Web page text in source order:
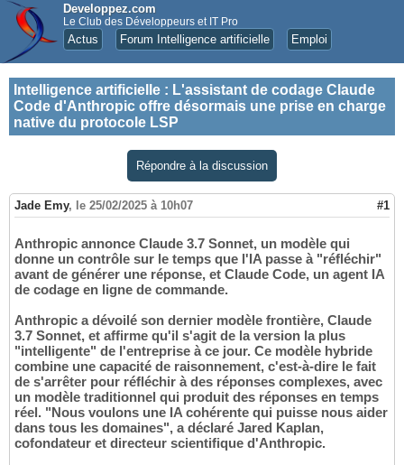
Developpez.com
Le Club des Développeurs et IT Pro
Actus Forum Intelligence artificielle Emploi
Intelligence artificielle : L'assistant de codage Claude
Code d'Anthropic offre désormais une prise en charge
native du protocole LSP
Répondre à la discussion
Jade Emy, le 25/02/2025 à 10h07 #1
Anthropic annonce Claude 3.7 Sonnet, un modèle qui
donne un contrôle sur le temps que l'IA passe à "réfléchir"
avant de générer une réponse, et Claude Code, un agent IA
de codage en ligne de commande.
Anthropic a dévoilé son dernier modèle frontière, Claude
3.7 Sonnet, et affirme qu'il s'agit de la version la plus
"intelligente" de l'entreprise à ce jour. Ce modèle hybride
combine une capacité de raisonnement, c'est-à-dire le fait
de s'arrêter pour réfléchir à des réponses complexes, avec
un modèle traditionnel qui produit des réponses en temps
réel. "Nous voulons une IA cohérente qui puisse nous aider
dans tous les domaines", a déclaré Jared Kaplan,
cofondateur et directeur scientifique d'Anthropic.